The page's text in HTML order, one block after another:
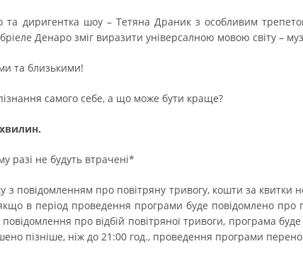
та диригентка шоу – Тетяна Драник з особливим
Денаро зміг виразити універсалною мовою світу –
та близькими!
самого себе, а що може бути краще?
разі не будуть втрачені*
з повідомленням про повітряну тривогу, кошти за
в період проведення програми буде повідомлено про
про відбій повітряної тривоги, програма
пізніше, ніж до 21:00 год., проведення програми